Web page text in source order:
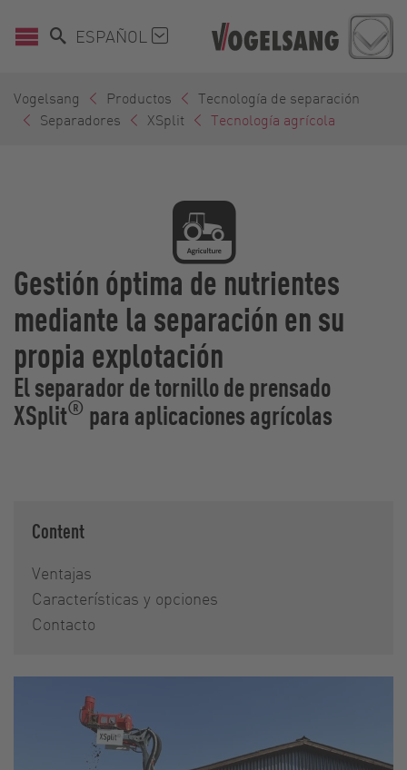
ESPAÑOL
Vogelsang Productos
Tecnología de separación
Separadores
XSplit Tecnología agrícola
Gestión óptima de nutrientes
mediante la separación en su
propia explotación
El separador de tornillo de prensado
XSplit® para aplicaciones agrícolas
Content
Ventajas
Características y opciones
Contacto